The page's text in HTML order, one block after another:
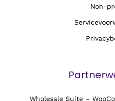
Non-
Wholesale Suite –